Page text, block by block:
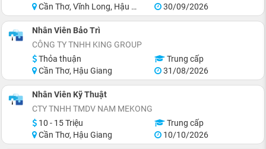
Cần Thơ, Vĩnh Long, Hậu Giang, Sóc Trăng, Miền Nam
30/09/2026
Nhân Viên Bảo Trì
CÔNG TY TNHH KING GROUP
Thỏa thuận
Trung cấp
Cần Thơ, Hậu Giang
31/08/2026
Nhân Viên Kỹ Thuật
CTY TNHH TMDV NAM MEKONG
10 - 15 Triệu
Trung cấp
Cần Thơ, Hậu Giang
10/10/2026